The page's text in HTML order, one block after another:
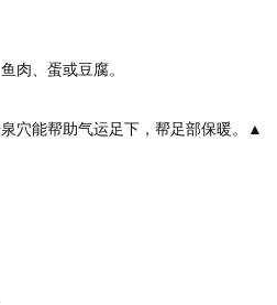
肉、蛋或豆腐。
穴能帮助气运足下，帮足部保暖。▲